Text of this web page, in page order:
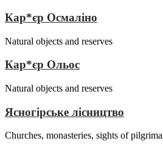
Кар*єр Осмаліно
Natural objects and reserves
Кар*єр Ольос
Natural objects and reserves
Ясногірське лісництво
Churches, monasteries, sights of